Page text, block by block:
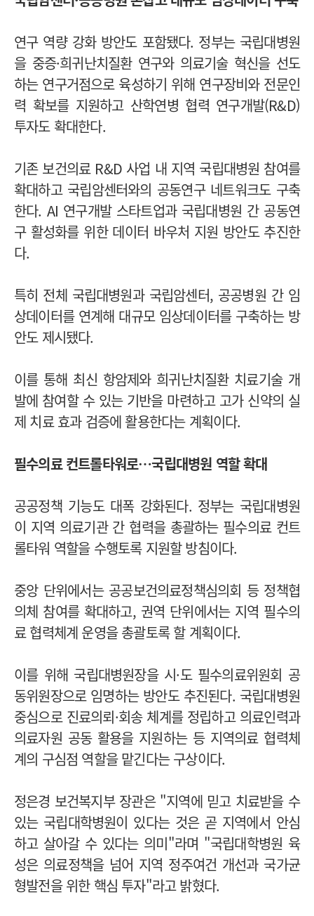
연구 역량 강화 방안도 포함됐다. 정부는 국립대병원
을 중증·희귀난치질환 연구와 의료기술 혁신을 선도
하는 연구거점으로 육성하기 위해 연구장비와 전문인
력 확보를 지원하고 산학연병 협력 연구개발(R&D)
투자도 확대한다.
기존 보건의료 R&D 사업 내 지역 국립대병원 참여를
확대하고 국립암센터와의 공동연구 네트워크도 구축
한다. AI 연구개발 스타트업과 국립대병원 간 공동연
구 활성화를 위한 데이터 바우처 지원 방안도 추진한
다.
특히 전체 국립대병원과 국립암센터, 공공병원 간 임
상데이터를 연계해 대규모 임상데이터를 구축하는 방
안도 제시됐다.
이를 통해 최신 항암제와 희귀난치질환 치료기술 개
발에 참여할 수 있는 기반을 마련하고 고가 신약의 실
제 치료 효과 검증에 활용한다는 계획이다.
필수의료 컨트롤타워로…국립대병원 역할 확대
공공정책 기능도 대폭 강화된다. 정부는 국립대병원
이 지역 의료기관 간 협력을 총괄하는 필수의료 컨트
롤타워 역할을 수행토록 지원할 방침이다.
중앙 단위에서는 공공보건의료정책심의회 등 정책협
의체 참여를 확대하고, 권역 단위에서는 지역 필수의
료 협력체계 운영을 총괄토록 할 계획이다.
이를 위해 국립대병원장을 시·도 필수의료위원회 공
동위원장으로 임명하는 방안도 추진된다. 국립대병원
중심으로 진료의뢰·회송 체계를 정립하고 의료인력과
의료자원 공동 활용을 지원하는 등 지역의료 협력체
계의 구심점 역할을 맡긴다는 구상이다.
정은경 보건복지부 장관은 "지역에 믿고 치료받을 수
있는 국립대학병원이 있다는 것은 곧 지역에서 안심
하고 살아갈 수 있다는 의미"라며 "국립대학병원 육
성은 의료정책을 넘어 지역 정주여건 개선과 국가균
형발전을 위한 핵심 투자"라고 밝혔다.